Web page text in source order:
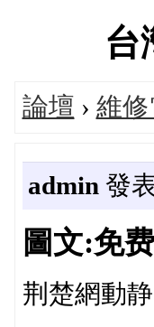
台
論壇 › 維
admin 發
圖文:免
荆楚網動